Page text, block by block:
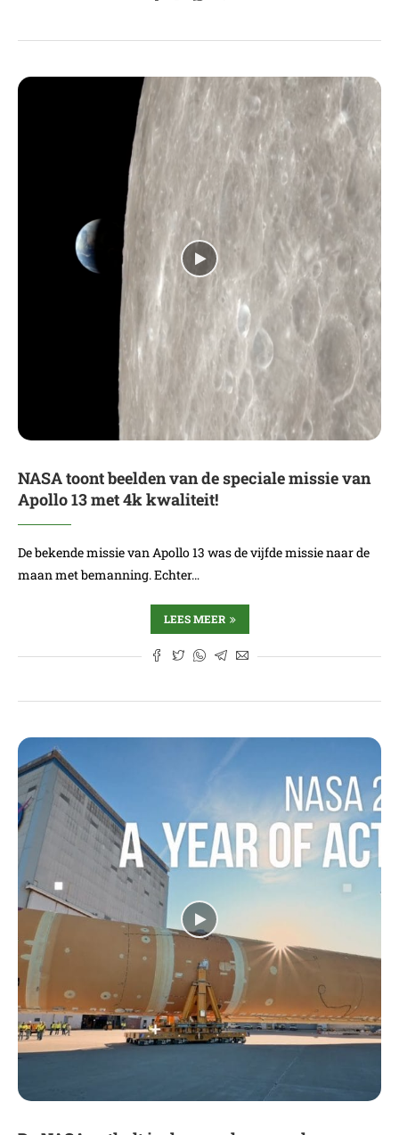
NASA toont beelden van de speciale missie van
Apollo 13 met 4k kwaliteit!
De bekende missie van Apollo 13 was de vijfde missie naar de
maan met bemanning. Echter…
LEES MEER